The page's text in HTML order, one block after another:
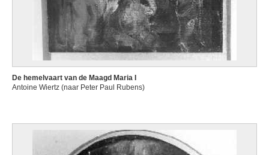
De hemelvaart van de Maagd Maria I
Antoine Wiertz (naar Peter Paul Rubens)